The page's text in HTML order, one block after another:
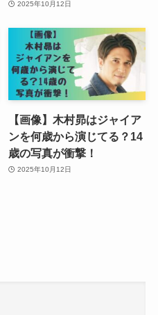
2025年10月12日
【画像】木村昴はジャイア
ンを何歳から演じてる？14
歳の写真が衝撃！
2025年10月12日